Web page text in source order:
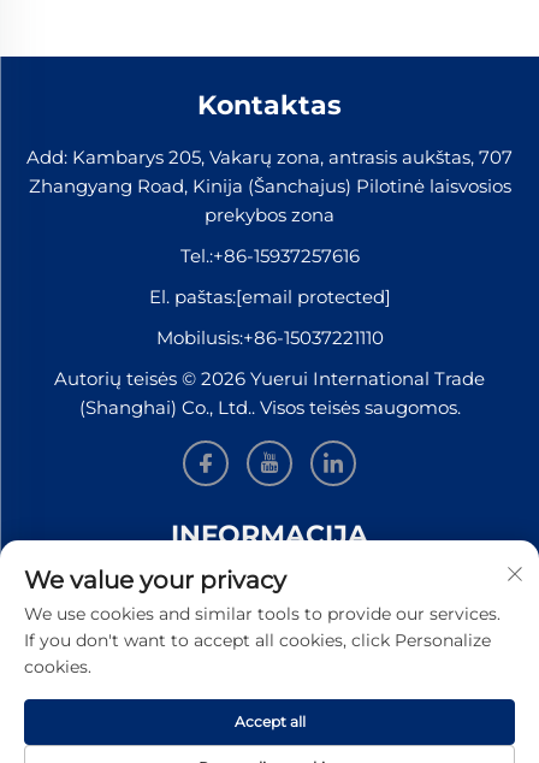
Kontaktas
Add: Kambarys 205, Vakarų zona, antrasis aukštas, 707
Zhangyang Road, Kinija (Šanchajus) Pilotinė laisvosios
prekybos zona
Tel.:+86-15937257616
El. paštas:[email protected]
Mobilusis:+86-15037221110
Autorių teisės © 2026 Yuerui International Trade
(Shanghai) Co., Ltd.. Visos teisės saugomos.
INFORMACIJA
Užsiregistruokite, kad gautumėte mūsų savaitinį
naujienlaiškį
PATEIKTI
We value your privacy
We use cookies and similar tools to provide our services.
If you don't want to accept all cookies, click Personalize
cookies.
Accept all